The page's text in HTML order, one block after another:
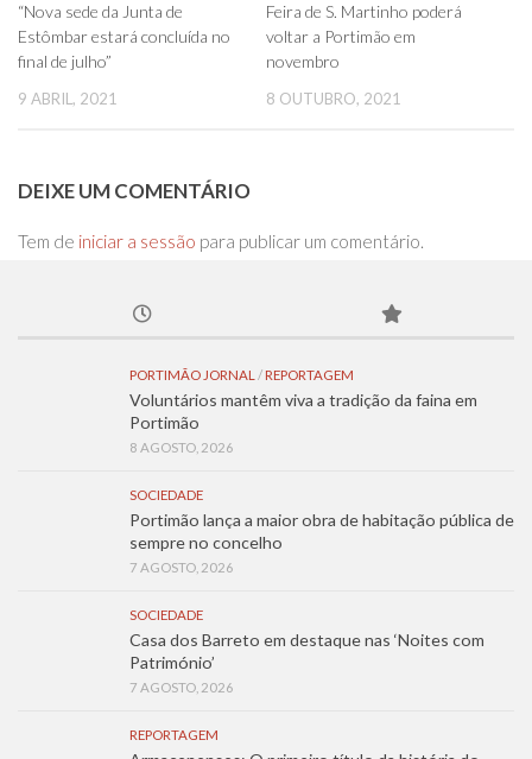
“Nova sede da Junta de
Estômbar estará concluída no
final de julho”
9 ABRIL, 2021
Feira de S. Martinho poderá
voltar a Portimão em
novembro
8 OUTUBRO, 2021
DEIXE UM COMENTÁRIO
Tem de iniciar a sessão para publicar um comentário.
PORTIMÃO JORNAL / REPORTAGEM
Voluntários mantêm viva a tradição da faina em
Portimão
8 AGOSTO, 2026
SOCIEDADE
Portimão lança a maior obra de habitação pública de
sempre no concelho
7 AGOSTO, 2026
SOCIEDADE
Casa dos Barreto em destaque nas ‘Noites com
Património’
7 AGOSTO, 2026
REPORTAGEM